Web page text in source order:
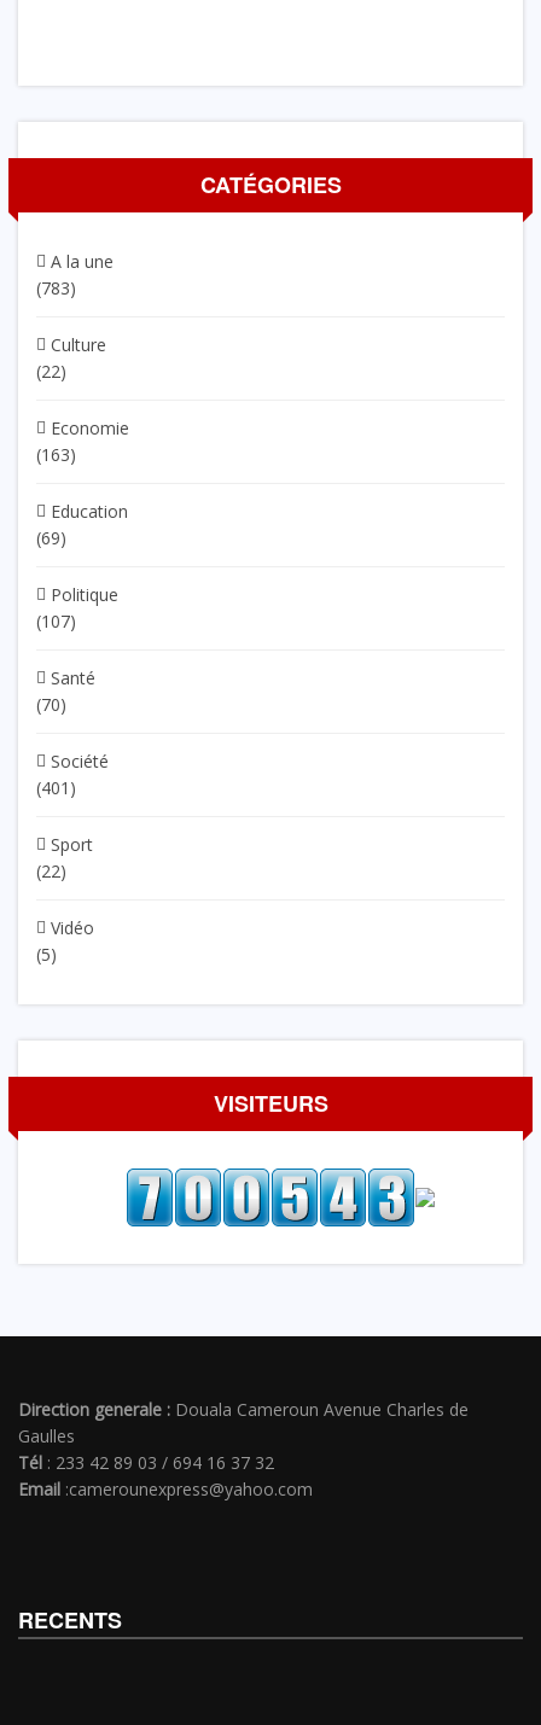
CATÉGORIES
A la une
(783)
Culture
(22)
Economie
(163)
Education
(69)
Politique
(107)
Santé
(70)
Société
(401)
Sport
(22)
Vidéo
(5)
VISITEURS
Direction generale : Douala Cameroun Avenue Charles de
Gaulles
Tél : 233 42 89 03 / 694 16 37 32
Email :camerounexpress@yahoo.com
RECENTS